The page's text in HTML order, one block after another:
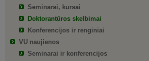
Seminarai, kursai
Doktorantūros skelbimai
Konferencijos ir renginiai
VU naujienos
Seminarai ir konferencijos